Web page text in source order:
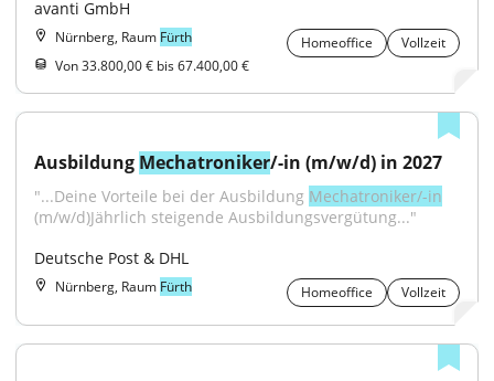
avanti GmbH
Nürnberg, Raum Fürth Homeoffice
Vollzeit
Von 33.800,00 € bis 67.400,00 €
Ausbildung Mechatroniker/-in (m/w/d) in 2027
"...Deine Vorteile bei der Ausbildung Mechatroniker/-in
(m/w/d)Jährlich steigende Ausbildungsvergütung..."
Deutsche Post & DHL
Nürnberg, Raum Fürth Homeoffice Vollzeit